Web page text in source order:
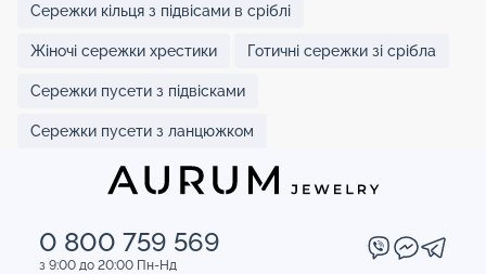
Сережки кільця з підвісами в сріблі
Жіночі сережки хрестики Готичні сережки зі срібла
Сережки пусети з підвісками
Сережки пусети з ланцюжком
0 800 759 569
з 9:00 до 20:00 Пн-Нд